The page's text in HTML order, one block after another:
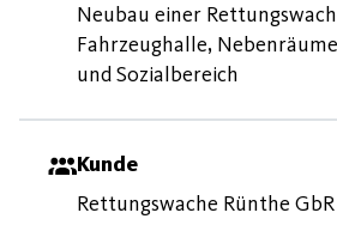
Neubau einer
Fahrzeughalle,
und Sozialbereich
Kunde
Rettungswache Rünthe GbR